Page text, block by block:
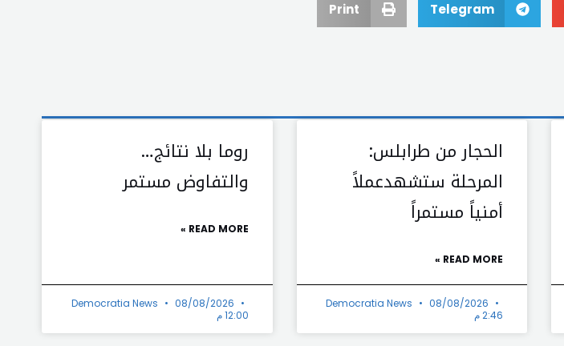
Telegram
Print
الحجار من طرابلس:
المرحلة ستشهدعملاً
أمنياً مستمراً
READ MORE »
Democratia News
08/08/2026
2:46 م
روما بلا نتائج…
والتفاوض مستمر
READ MORE »
Democratia News
08/08/2026
12:00 م